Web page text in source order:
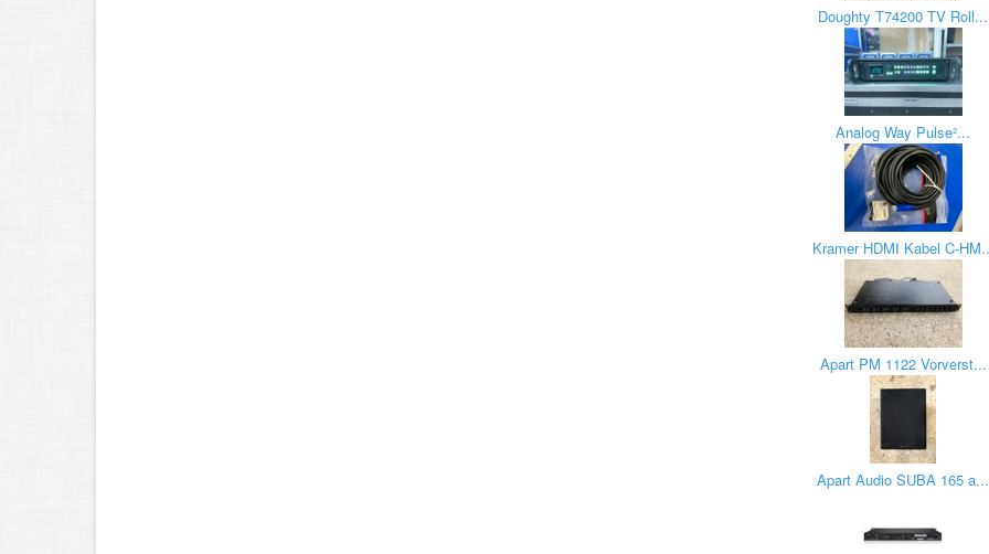
Doughty T74200 TV Roll...
Analog Way Pulse²...
Kramer HDMI Kabel C-
Apart PM 1122 Vorverst...
Apart Audio SUBA 165 a...